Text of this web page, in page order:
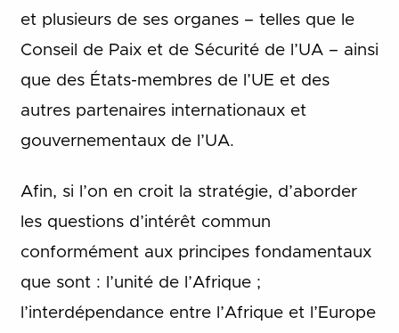
et plusieurs de ses organes – telles que le
Conseil de Paix et de Sécurité de l’UA – ainsi
que des États-membres de l’UE et des
autres partenaires internationaux et
gouvernementaux de l’UA.
Afin, si l’on en croit la stratégie, d’aborder
les questions d’intérêt commun
conformément aux principes fondamentaux
que sont : l’unité de l’Afrique ;
l’interdépendance entre l’Afrique et l’Europe